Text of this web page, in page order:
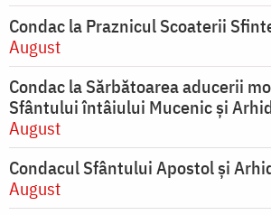
Condac la Praznicul Scoaterii
August
Condac la Sărbătoarea aducerii
Sfântului întâiului Mucenic şi
August
Condacul Sfântului Apostol și
August